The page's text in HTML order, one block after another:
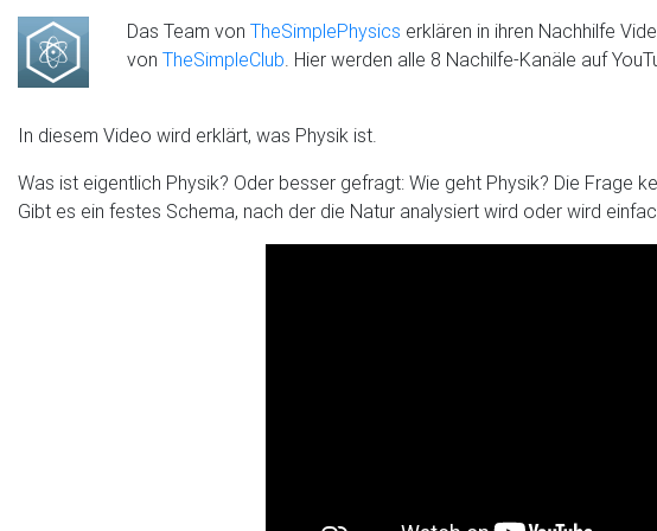
Das Team von TheSimplePhysics erklären in ihren Nachhilfe
von TheSimpleClub. Hier werden alle 8 Nachilfe-Kanäle auf
In diesem Video wird erklärt, was Physik ist.
Was ist eigentlich Physik? Oder besser gefragt: Wie geht Physik? Die Frage
Gibt es ein festes Schema, nach der die Natur analysiert wird oder wird